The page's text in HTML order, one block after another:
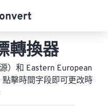
轉換器
）和 Eastern European
擊時間字段即可更改時